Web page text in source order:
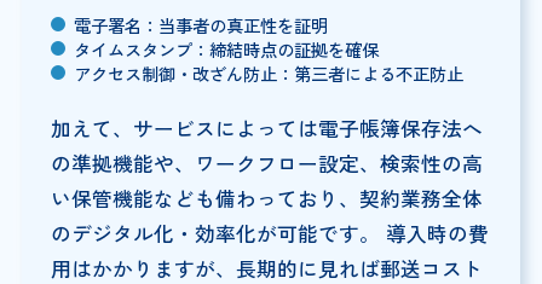
電子署名：当事者の真正性を証明
タイムスタンプ：締結時点の証拠を確保
アクセス制御・改ざん防止：第三者による不正防止
加えて、サービスによっては電子帳簿保存法へ
の準拠機能や、ワークフロー設定、検索性の高
い保管機能なども備わっており、契約業務全体
のデジタル化・効率化が可能です。 導入時の費
用はかかりますが、長期的に見れば郵送コスト